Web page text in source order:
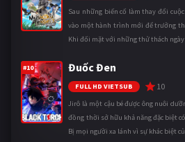
Sau những biến cố làm thay đổi
vào một hành trình mới để trưởng
Khi đối mặt với những thử thách ngày
#10 Đuốc Đen
FULL HD VIETSUB 10
Jirô là một cậu bé được ông nuôi
đồng thời sở hữu khả năng đặc biệt
Bị mọi người xa lánh vì sự khác biệt